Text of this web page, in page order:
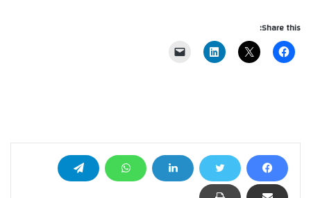
Share this: